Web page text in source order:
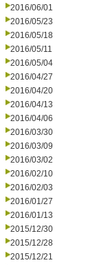
2016/06/01
2016/05/23
2016/05/18
2016/05/11
2016/05/04
2016/04/27
2016/04/20
2016/04/13
2016/04/06
2016/03/30
2016/03/09
2016/03/02
2016/02/10
2016/02/03
2016/01/27
2016/01/13
2015/12/30
2015/12/28
2015/12/21